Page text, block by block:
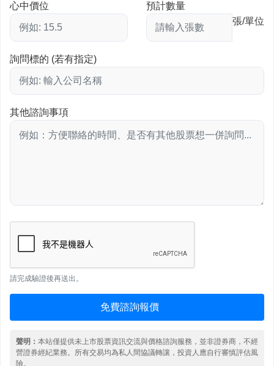
心中價位
預計數量
張/單位
詢問標的 (若有指定)
其他諮詢事項
請完成驗證後再送出。
免費諮詢報價
聲明： 本站僅提供未上市股票資訊交流與價格諮詢服務，並非證券商，不經
營證券經紀業務。所有交易均為私人間協議轉讓，投資人應自行審慎評估風
險。